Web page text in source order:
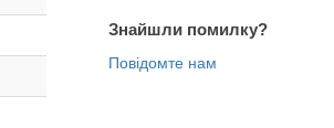
Знайшли помилку?